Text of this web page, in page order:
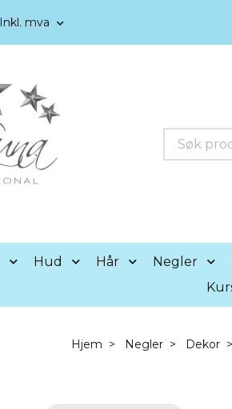
Inkl. mva
Hud Hår Negler
Hjem Negler Dekor